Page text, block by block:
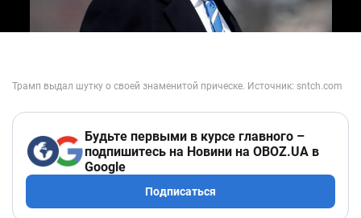
Будьте первыми в курсе главного –
подпишитесь на Новини на OBOZ.UA в
Google
Подписаться